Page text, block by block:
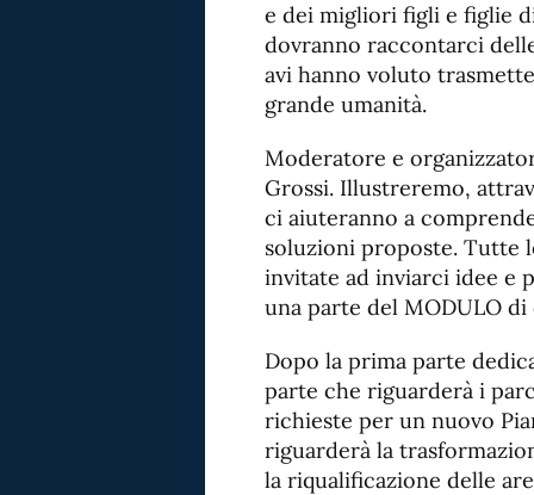
e dei migliori figli e figlie
dovranno raccontarci
avi hanno voluto
grande umanità.
Moderatore e
Grossi. Illustreremo,
ci aiuteranno a
soluzioni proposte. Tutte
invitate ad inviarci idee e
una parte del MODULO
Dopo la prima parte
parte che riguarderà i
richieste per un nuovo
riguarderà la
la riqualificazione delle